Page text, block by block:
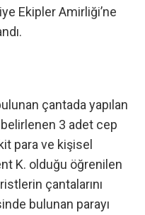
Ekipler Amirliği’ne
çantada yapılan
3 adet cep
para ve kişisel
K. olduğu öğrenilen
çantalarını
bulunan parayı